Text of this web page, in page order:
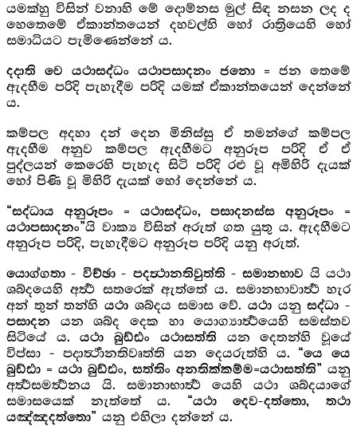
යමක්හු විසින් වනාහි මේ දොම්නස මුල් සිඳ නසන ලද ද
හෙතෙමේ ඒකාන්තයෙන් දහවල්හි හෝ රාත්‍රි‍යෙහි හෝ
සමාධියට පැමිණෙන්නේ ය.
දදාති වෙ යථාසද්ධං යථාපසාදනං ජනො = ජන තෙමේ
ඇදහීම පරිදි පැහැදීම පරිදි යමක් ඒකාන්තයෙන් දෙන්නේ
ය.
කම්පල අදහා දන් දෙන මිනිස්සු ඒ තමන්ගේ කම්පල
ඇදහීම අනුව කම්පල ඇදහීමට අනුරූප පරිදි ඒ ඒ
පුද්ලයන් කෙරෙහි පැහැද සිටි පරිදි රළු වූ අමිහිරි දැයක්
හෝ පිණි වූ මිහිරි දැයක් හෝ දෙන්නේ ය.
“සද්ධාය අනුරූපං = යථාසද්ධං, පසාදනස්ස අනුරූපං =
යථාපසාදනං”යි වාක්‍ය විසින් අරුත් ගත යුතු ය. ඇදහීමට
අනුරූප පරිදි, පැහැදීමට අනුරූප පරිදි යනු අරුත්.
යොග්ගතා - විච්ඡා - පදත්‍ථානතිවුත්ති - සමානභාව යි යථා
ශබ්දයෙහි අර්‍ත්‍ථ සතරෙක් ඇත්තේ ය. සමානභාවාර්‍ත්‍ථ හැර
අන් තුන් තන්හියථා ශබ්දය සමාස වේ. යථා යනුසද්ධා -
පසාදන යන ශබ්ද දෙක හා යොග්‍යාර්‍ත්‍ථයෙහි සමස්තව
සිටියේ ය.යථා බුඩ්ඪං යථාසත්ති යන දෙතන්හි වූයේ
විප්සා - පදාර්‍ත්‍ථානතිවෘත්ති යන දෙයරුත්හි ය. “යෙ යෙ
බුඩ්ඪා = යථා බුඩ්ඪං, සත්තිං අනතික්කම්ම=යථාසත්ති” යනු
අර්‍ත්‍ථසමර්‍ත්‍ථනය යි. සමානාභාර්‍ත්‍ථ යෙහි යථා ශබ්දයාගේ
සමාසයෙක් නැත්තේ ය. “යථා දෙව-දත්තො, තථා
යඤ්ඤදත්තො” යනු එහිලා දන්නේ ය.